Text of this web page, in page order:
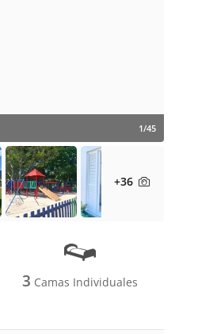
1/45
+36
3 Camas Individuales